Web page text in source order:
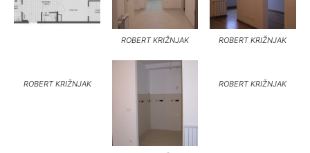
ROBERT KRIŽNJAK ROBERT KRIŽNJAK
ROBERT KRIŽNJAK ROBERT KRIŽNJAK